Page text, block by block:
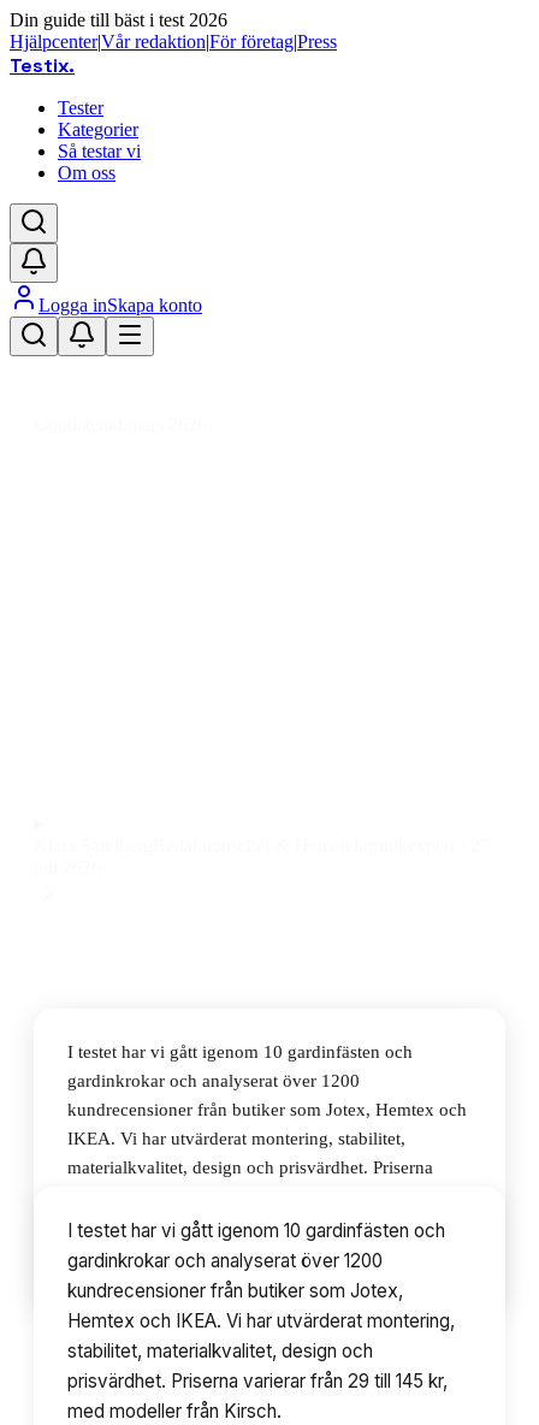
Din guide till bäst i test 2026
Hjälpcenter|Vår redaktion|För företag|Press
Testix.
Tester
Kategorier
Så testar vi
Om oss
Logga inSkapa konto
I testet har vi gått igenom 10 gardinfästen och
gardinkrokar och analyserat över 1200
kundrecensioner från butiker som Jotex, Hemtex och
IKEA. Vi har utvärderat montering, stabilitet,
materialkvalitet, design och prisvärdhet. Priserna
Innehållsförteckning
I testet har vi gått igenom 10 gardinfästen och
gardinkrokar och analyserat över 1200
kundrecensioner från butiker som Jotex,
Hemtex och IKEA. Vi har utvärderat montering,
stabilitet, materialkvalitet, design och
prisvärdhet. Priserna varierar från 29 till 145 kr,
med modeller från Kirsch.